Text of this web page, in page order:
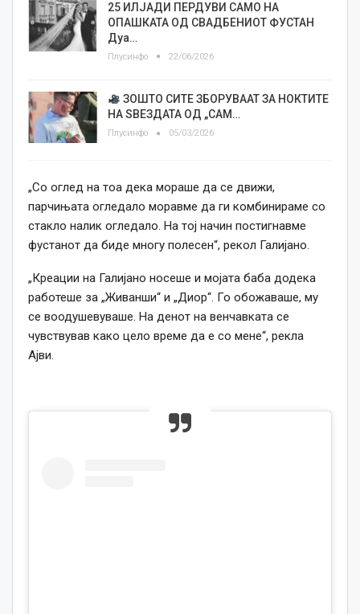
25 ИЛЈАДИ ПЕРДУВИ САМО НА
ОПАШКАТА ОД СВАДБЕНИОТ ФУСТАН
Дуа…
Плусинфо 22/06/2026
ЗОШТО СИТЕ ЗБОРУВААТ ЗА НОКТИТЕ
НА ЅВЕЗДАТА ОД „САМ…
Плусинфо 05/03/2026
„Со оглед на тоа дека мораше да се движи,
парчињата огледало моравме да ги комбинираме со
стакло налик огледало. На тој начин постигнавме
фустанот да биде многу полесен“, рекол Галијано.
„Креации на Галијано носеше и мојата баба додека
работеше за „Живанши“ и „Диор“. Го обожаваше, му
се воодушевуваше. На денот на венчавката се
чувствував како цело време да е со мене“, рекла
Ајви.